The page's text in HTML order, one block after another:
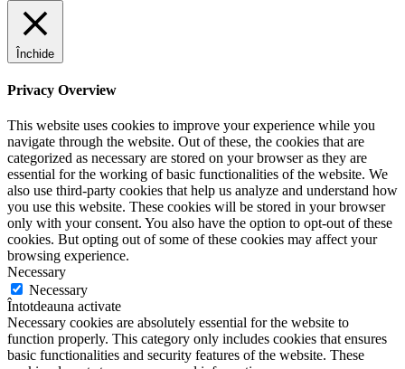
Închide
Privacy Overview
This website uses cookies to improve your experience while you
navigate through the website. Out of these, the cookies that are
categorized as necessary are stored on your browser as they are
essential for the working of basic functionalities of the website. We
also use third-party cookies that help us analyze and understand how
you use this website. These cookies will be stored in your browser
only with your consent. You also have the option to opt-out of these
cookies. But opting out of some of these cookies may affect your
browsing experience.
Necessary
Necessary
Întotdeauna activate
Necessary cookies are absolutely essential for the website to
function properly. This category only includes cookies that ensures
basic functionalities and security features of the website. These